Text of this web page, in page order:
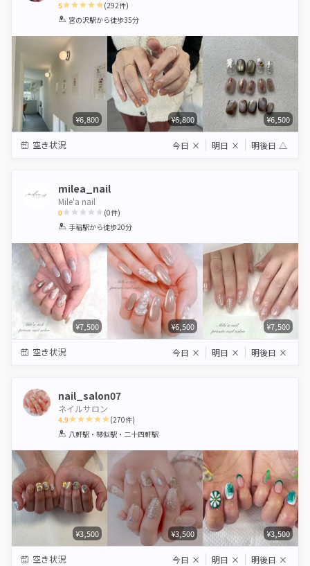
5
1 2 3 4 5
(292件)
宮の沢駅から徒歩35分
¥6,800 ¥6,800 ¥6,500
空き状況 今日 × 明日 × 明後日 △
milea_nail
Mile'a nail
0
1 2 3 4 5
(0件)
手稲駅から徒歩20分
¥7,500 ¥6,500 ¥7,500
空き状況 今日 × 明日 × 明後日 ×
nail_salon07
ネイルサロン
4.9
1 2 3 4 5
(270件)
八軒駅・琴似駅・二十四軒駅
¥3,500 ¥3,500 ¥3,500
空き状況 今日 × 明日 × 明後日 ×